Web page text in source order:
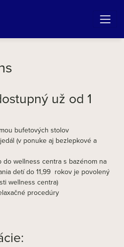
v Pieninách
už od 1
bufetových stolov
(v ponuke aj bezlepkové a
wellness centra s bazénom na
detí do 11,99 rokov je povolený
wellness centra)
procedúry